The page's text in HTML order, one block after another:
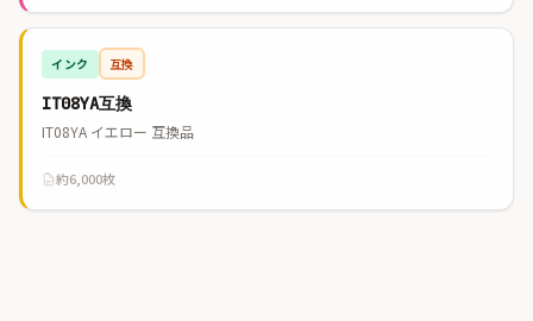
インク 互換
IT08YA互換
IT08YA イエロー 互換品
約6,000枚